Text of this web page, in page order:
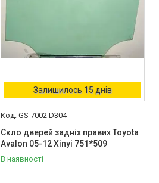
Залишилось 15 днів
GS 7002 D304
Скло дверей задніх правих Toyota
Avalon 05-12 Xinyi 751*509
В наявності